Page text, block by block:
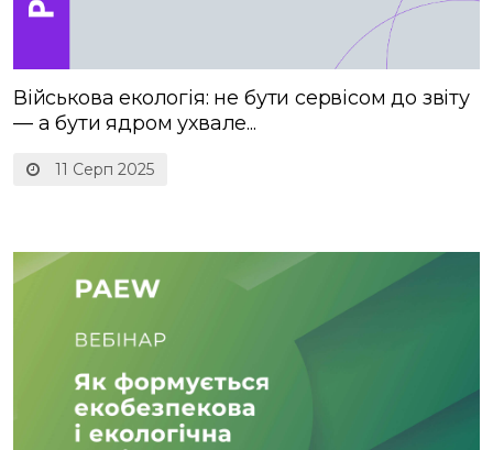
11 Серп 2025
Військова екологія: не бути сервісом до звіту
— а бути ядром ухвале...